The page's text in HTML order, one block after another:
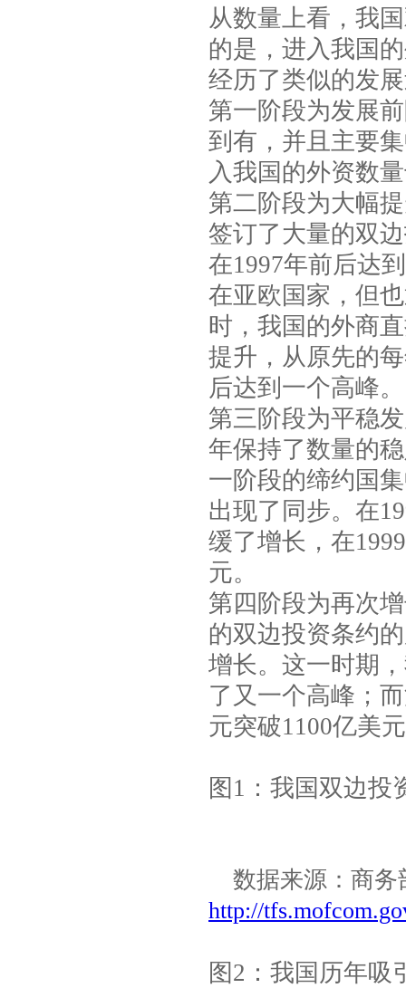
从数量上看，我
的是，进入我国
经历了类似的发
第一阶段为发展
到有，并且主要
入我国的外资数
第二阶段为大幅
签订了大量的双
在1997年前后达
在亚欧国家，但
时，我国的外商
提升，从原先的
后达到一个高峰。
第三阶段为平稳
年保持了数量的
一阶段的缔约国
出现了同步。在
缓了增长，在1999
元。
第四阶段为再次
的双边投资条约
增长。这一时期
了又一个高峰；
元突破1100亿美
图 1 ：我国双边
数据来源：商务
http://
图 2 ：我国历年吸